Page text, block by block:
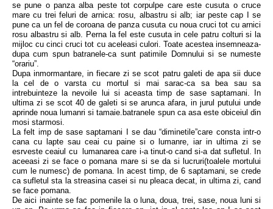
se pune o panza alba peste tot corpulpe care este cusuta o cruce
mare cu trei feluri de arnica: rosu, albastru si alb; iar peste cap I se
pune ca un fel de coroana de panza cusuta cu noua cruci tot cu arnici
rosu albastru si alb. Perna la fel este cusuta in cele patru colturi si la
mijloc cu cinci cruci tot cu aceleasi culori. Toate acestea insemneaza-
dupa cum spun batranele-ca sunt patimile Domnului si se numeste
“orariu”.
Dupa inmormantare, in fiecare zi se scot patru galeti de apa sii duce
la cel de o varsta cu mortul si mai sarac-ca sa bea sau sa
intrebuinteze la nevoile lui si aceasta timp de sase saptamani. In
ultima zi se scot 40 de galeti si se arunca afara, in jurul putului unde
aprinde noua lumanri si tamaie.batranele spun ca asa este obiceiul din
mosi starmosi.
La felt imp de sase saptamani I se dau “diminetile”care consta intr-o
cana cu lapte sau ceai cu paine si o lumanre, iar in ultima zi se
esrveste ceaiul cu lumanarea care i-a tinut-o cand si-a dat sufletul. In
aceeasi zi se face o pomana mare si se da si lucruri(toalele mortului
cum le numesc) de pomana. In acest timp, de 6 saptamani, se crede
ca sufletul sta la streasina casei si nu pleaca decat, in ultima zi, cand
se face pomana.
De aici inainte se fac pomenile la o luna, doua, trei, sase, noua luni si